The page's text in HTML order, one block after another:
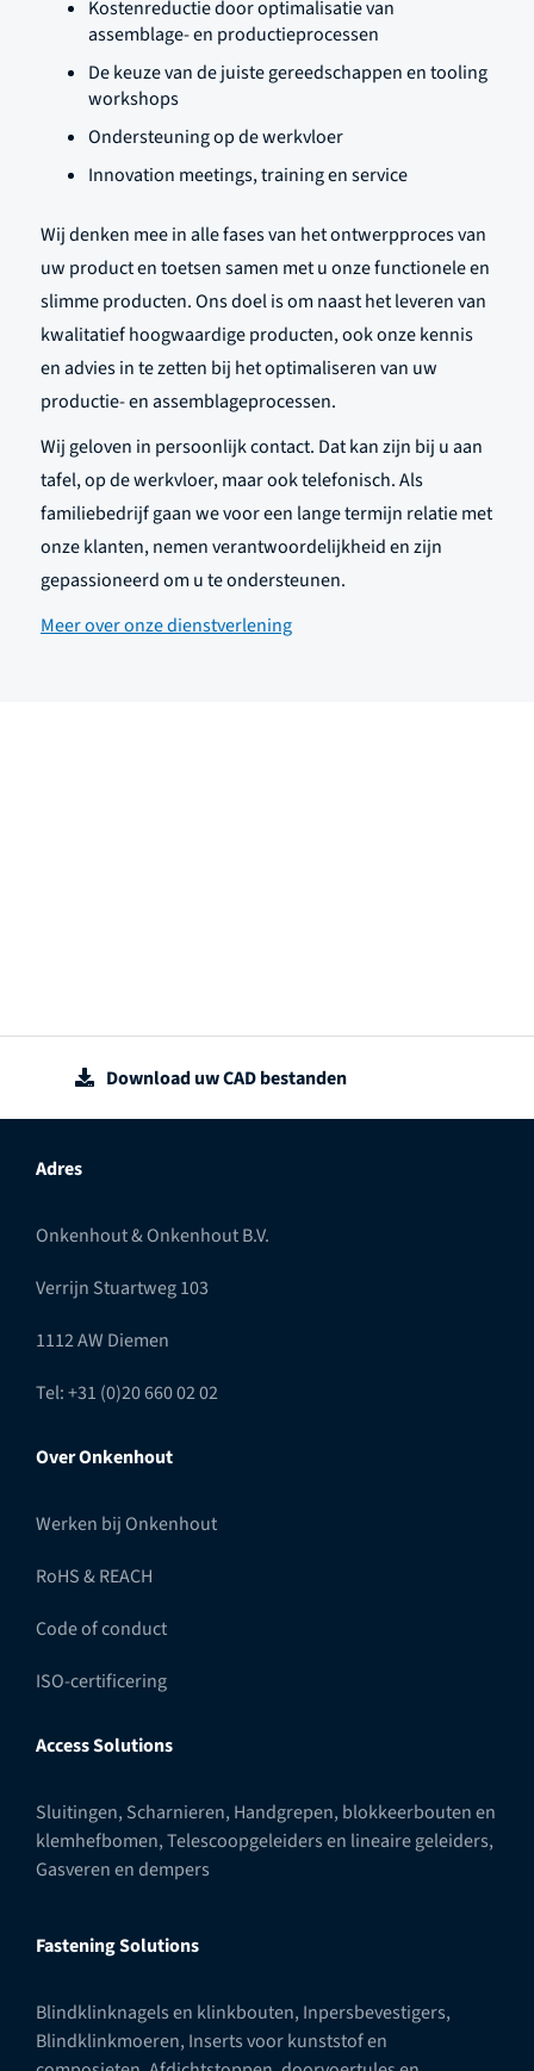
Kostenreductie door optimalisatie van
assemblage- en productieprocessen
De keuze van de juiste gereedschappen en tooling
workshops
Ondersteuning op de werkvloer
Innovation meetings, training en service
Wij denken mee in alle fases van het ontwerpproces van
uw product en toetsen samen met u onze functionele en
slimme producten. Ons doel is om naast het leveren van
kwalitatief hoogwaardige producten, ook onze kennis
en advies in te zetten bij het optimaliseren van uw
productie- en assemblageprocessen.
Wij geloven in persoonlijk contact. Dat kan zijn bij u aan
tafel, op de werkvloer, maar ook telefonisch. Als
familiebedrijf gaan we voor een lange termijn relatie met
onze klanten, nemen verantwoordelijkheid en zijn
gepassioneerd om u te ondersteunen.
Meer over onze dienstverlening
Download uw CAD bestanden
Adres
Onkenhout & Onkenhout B.V.
Verrijn Stuartweg 103
1112 AW Diemen
Tel: +31 (0)20 660 02 02
Over Onkenhout
Werken bij Onkenhout
RoHS & REACH
Code of conduct
ISO-certificering
Access Solutions
Sluitingen, Scharnieren, Handgrepen, blokkeerbouten en
klemhefbomen,Telescoopgeleiders en lineaire geleiders,
Gasveren en dempers
Fastening Solutions
Blindklinknagels en klinkbouten, Inpersbevestigers,
Blindklinkmoeren, Inserts voor kunststof en